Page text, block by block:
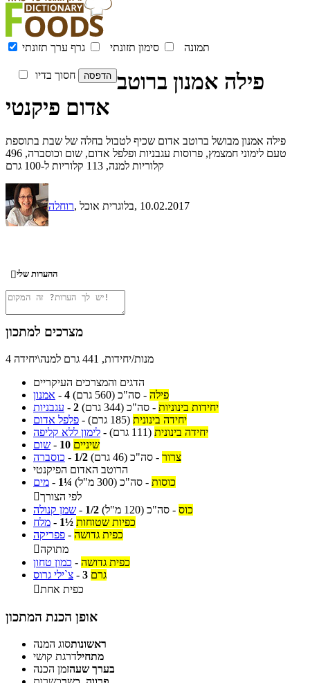
תמונה סימון תזונתי גרף ערך תזונתי
חסוך בדיו
פילה אמנון ברוטב
אדום פיקנטי
פילה אמנון מבושל ברוטב אדום שכיף לטבול בחלה של שבת בתוספת
טעם לימוני חמצמץ, פרוסות עגבניות ופלפל אדום, שום וכוסברה, 496
קלוריות למנה, 113 קלוריות ל-100 גרם
רוחלה , בלוגרית אוכל, 10.02.2017
ההערות שלי
מצרכים למתכון
4 מנות/יחידות, 441 גרם למנה\יחידה
הדגים והמצרכים העיקריים
אמנון - 4 פילה - סה"כ (560 גרם)
עגבניות - 2 יחידות בינוניות - סה"כ (344 גרם)
פלפל אדום - יחידה בינונית (185 גרם)
לימון ללא קליפה - יחידה בינונית (111 גרם)
שום - 10 שיניים
כוסברה - 1/2 צרור - סה"כ (46 גרם)
הרוטב האדום הפיקנטי
מים - 1¼ כוסות - סה"כ (300 מ"ל)
לפי הצורך
שמן קנולה - 1/2 כוס - סה"כ (120 מ"ל)
מלח - 1½ כפיות שטוחות
פפריקה - כפית גדושה
מתוקה
כמון טחון - כפית גדושה
צ`ילי גרוס - 3 גרם
כפית אחת
אופן הכנת המתכון
ראשונותסוג המנה
מתחילדרגת קושי
בערך שעהזמן הכנה